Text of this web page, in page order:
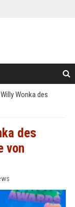
Wonka des
des
von